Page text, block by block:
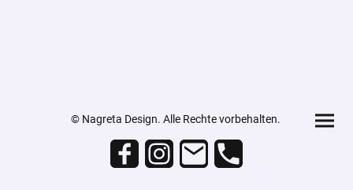
© Nagreta Design. Alle Rechte vorbehalten.